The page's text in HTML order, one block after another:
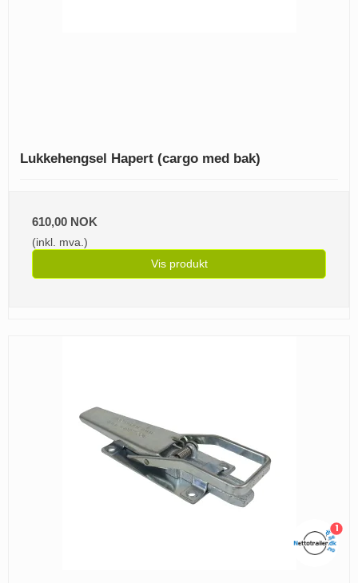
Lukkehengsel Hapert (cargo med bak)
610,00 NOK
(inkl. mva.)
Vis produkt
1